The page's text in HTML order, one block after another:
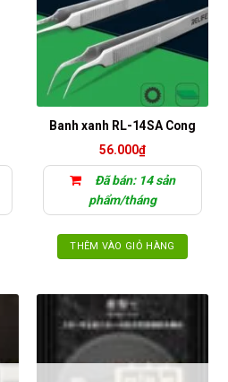
Banh xanh RL-14SA Cong
56.000₫
Đã bán: 14 sản
phẩm/tháng
THÊM VÀO GIỎ HÀNG